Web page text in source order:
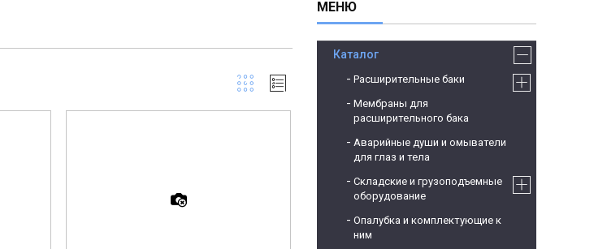
Каталог
Расширительные баки
Мембраны для
расширительного бака
Аварийные души и омыватели
для глаз и тела
Складские и грузоподъемные
оборудование
Опалубка и комплектующие к
ним